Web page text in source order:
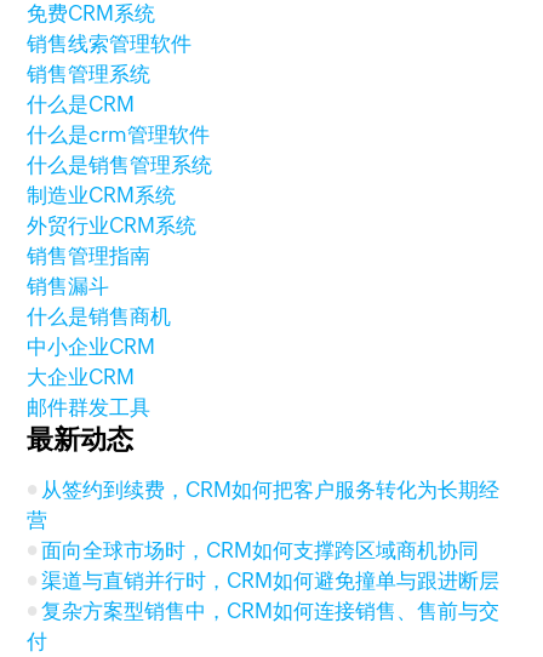
免费CRM系统
销售线索管理软件
销售管理系统
什么是CRM
什么是crm管理软件
什么是销售管理系统
制造业CRM系统
外贸行业CRM系统
销售管理指南
销售漏斗
什么是销售商机
中小企业CRM
大企业CRM
邮件群发工具
最新动态
从签约到续费，CRM如何把客户服务转化为长期经
营
面向全球市场时，CRM如何支撑跨区域商机协同
渠道与直销并行时，CRM如何避免撞单与跟进断层
复杂方案型销售中，CRM如何连接销售、售前与交
付